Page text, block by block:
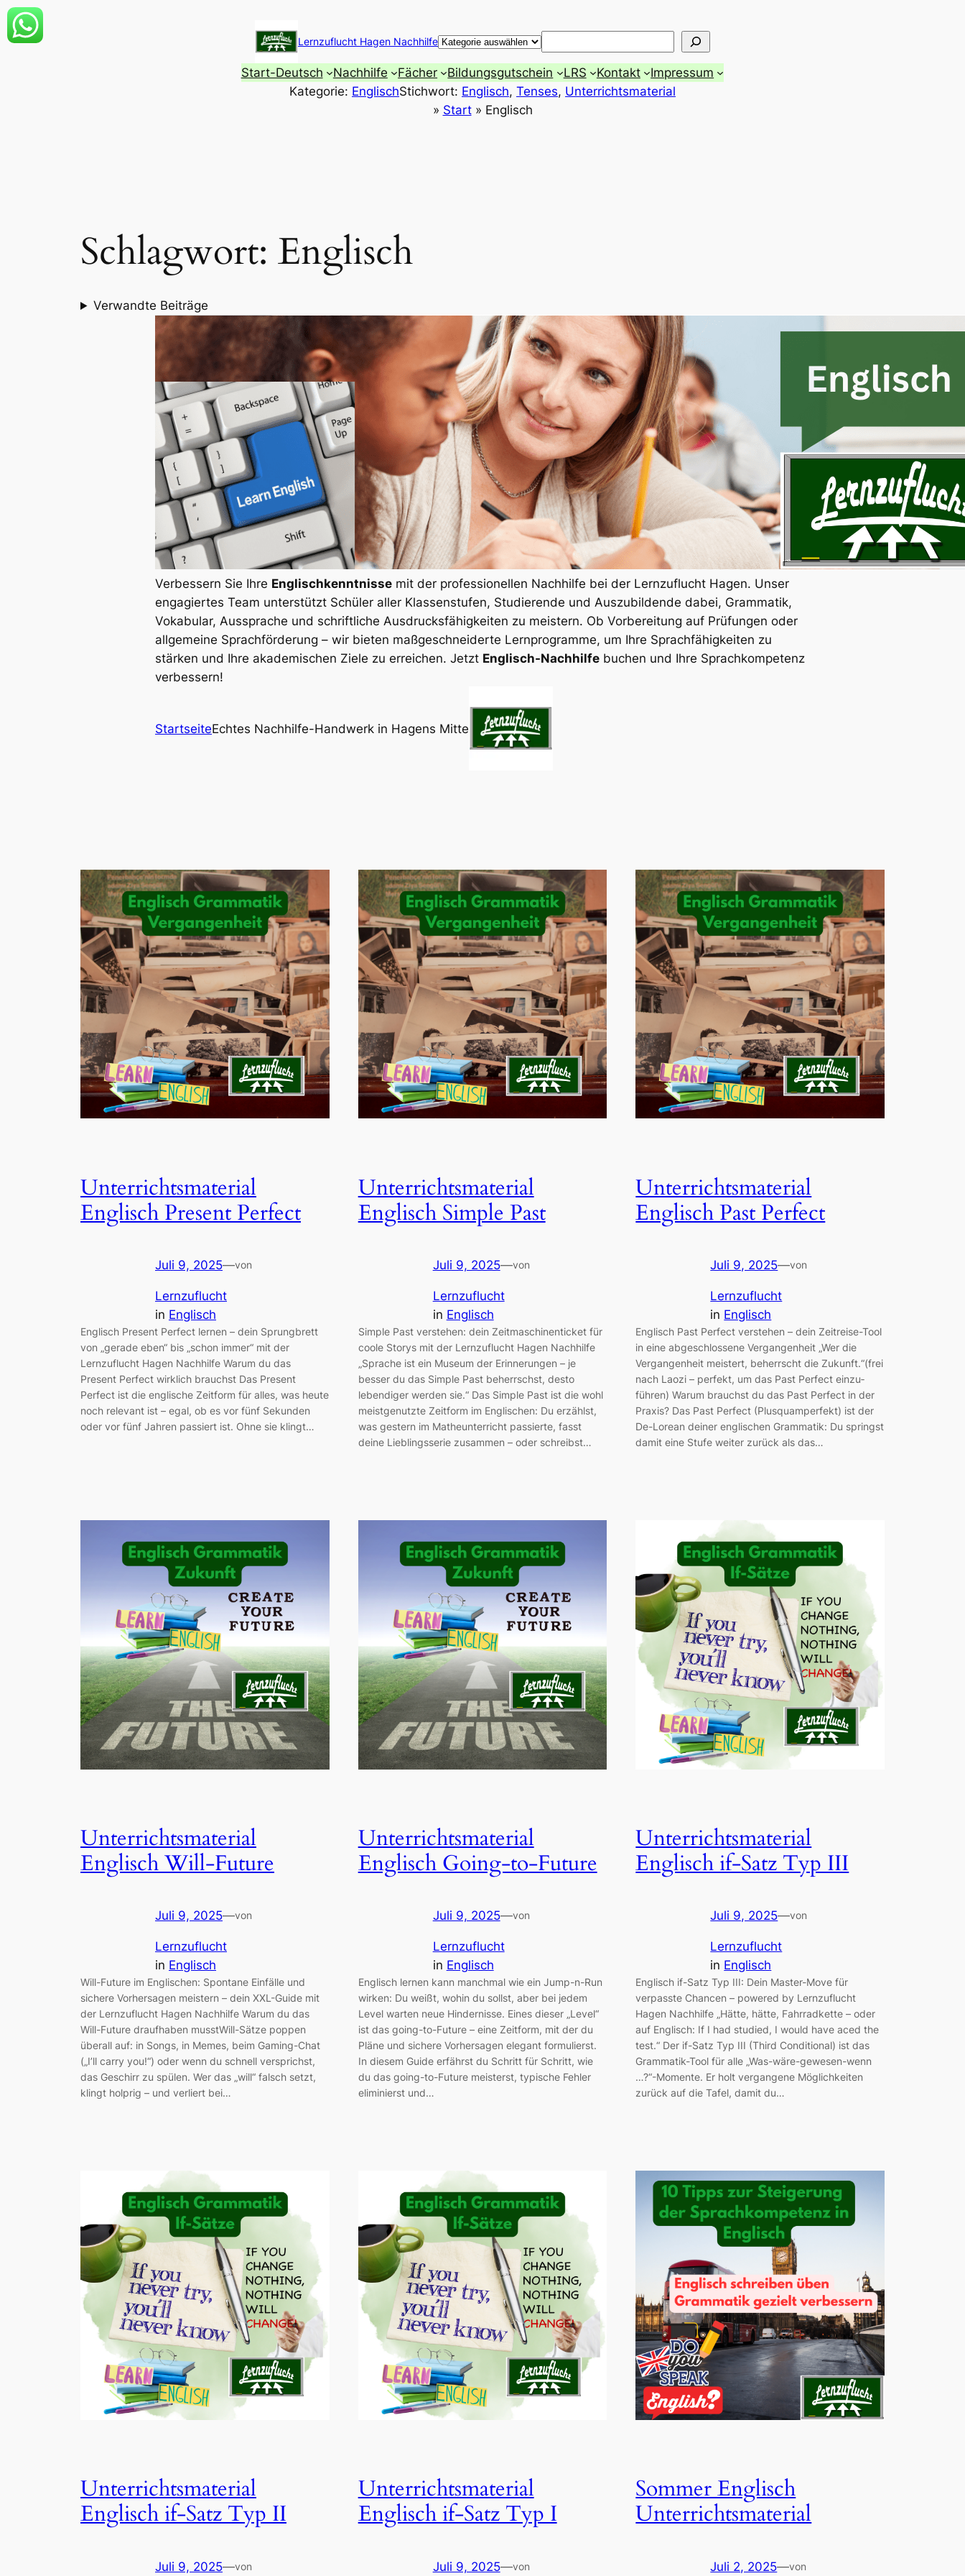
Zum
Inhalt
Lernzuflucht Hagen Nachhilfe Suchen
Start-Deutsch Nachhilfe Fächer Bildungsgutschein LRS Kontakt
Impressum
Kategorie: EnglischStichwort: Englisch, Tenses, Unterrichtsmaterial
» Start» Englisch
Schlagwort: Englisch
Verwandte Beiträge
Verbessern Sie Ihre Englischkenntnisse mit der professionellen Nachhilfe bei der Lernzuflucht Hagen. Unser
engagiertes Team unterstützt Schüler aller Klassenstufen, Studierende und Auszubildende dabei, Grammatik,
Vokabular, Aussprache und schriftliche Ausdrucksfähigkeiten zu meistern. Ob Vorbereitung auf Prüfungen oder
allgemeine Sprachförderung – wir bieten maßgeschneiderte Lernprogramme, um Ihre Sprachfähigkeiten zu
stärken und Ihre akademischen Ziele zu erreichen. Jetzt Englisch-Nachhilfe buchen und Ihre Sprachkompetenz
verbessern!
StartseiteEchtes Nachhilfe-Handwerk in Hagens Mitte
Unterrichtsmaterial
Englisch Present Perfect
Juli 9, 2025—von
Lernzuflucht
in Englisch
Englisch Present Perfect lernen – dein Sprungbrett
von „gerade eben“ bis „schon immer“ mit der
Lernzuflucht Hagen Nachhilfe Warum du das
Present Perfect wirklich brauchst Das Present
Perfect ist die englische Zeitform für alles, was heute
noch relevant ist – egal, ob es vor fünf Sekunden
oder vor fünf Jahren passiert ist. Ohne sie klingt…
Unterrichtsmaterial
Englisch Simple Past
Juli 9, 2025—von
Lernzuflucht
in Englisch
Simple Past verstehen: dein Zeitmaschinenticket für
coole Storys mit der Lernzuflucht Hagen Nachhilfe
„Sprache ist ein Museum der Erinnerungen – je
besser du das Simple Past beherrschst, desto
lebendiger werden sie.“ Das Simple Past ist die wohl
meistgenutzte Zeitform im Englischen: Du erzählst,
was gestern im Matheunterricht passierte, fasst
deine Lieblingsserie zusammen – oder schreibst…
Unterrichtsmaterial
Englisch Past Perfect
Juli 9, 2025—von
Lernzuflucht
in Englisch
Englisch Past Perfect verstehen – dein Zeitreise-Tool
in eine abgeschlossene Vergangenheit „Wer die
Vergangenheit meistert, beherrscht die Zukunft.“(frei
nach Laozi – perfekt, um das Past Perfect einzu­
führen) Warum brauchst du das Past Perfect in der
Praxis? Das Past Perfect (Plusquamperfekt) ist der
De-Lorean deiner englischen Grammatik: Du springst
damit eine Stufe weiter zurück als das…
Unterrichtsmaterial
Englisch Will-Future
Juli 9, 2025—von
Lernzuflucht
in Englisch
Will-Future im Englischen: Spontane Einfälle und
sichere Vorhersagen meistern – dein XXL-Guide mit
der Lernzuflucht Hagen Nachhilfe Warum du das
Will-Future draufhaben musstWill-Sätze poppen
überall auf: in Songs, in Memes, beim Gaming-Chat
(„I’ll carry you!“) oder wenn du schnell versprichst,
das Geschirr zu spülen. Wer das „will“ falsch setzt,
klingt holprig – und verliert bei…
Unterrichtsmaterial
Englisch Going-to-Future
Juli 9, 2025—von
Lernzuflucht
in Englisch
Englisch lernen kann manchmal wie ein Jump-n-Run
wirken: Du weißt, wohin du sollst, aber bei jedem
Level warten neue Hindernisse. Eines dieser „Level“
ist das going-to-Future – eine Zeitform, mit der du
Pläne und sichere Vorhersagen elegant formulierst.
In diesem Guide erfährst du Schritt für Schritt, wie
du das going-to-Future meisterst, typische Fehler
eliminierst und…
Unterrichtsmaterial
Englisch if-Satz Typ III
Juli 9, 2025—von
Lernzuflucht
in Englisch
Englisch if-Satz Typ III: Dein Master-Move für
verpasste Chancen – powered by Lernzuflucht
Hagen Nachhilfe „Hätte, hätte, Fahrradkette – oder
auf Englisch: If I had studied, I would have aced the
test.“ Der if-Satz Typ III (Third Conditional) ist das
Grammatik-Tool für alle „Was-wäre-gewesen-wenn
…?“-Momente. Er holt vergangene Möglichkeiten
zurück auf die Tafel, damit du…
Unterrichtsmaterial
Englisch if-Satz Typ II
Juli 9, 2025—von
Unterrichtsmaterial
Englisch if-Satz Typ I
Juli 9, 2025—von
Sommer Englisch
Unterrichtsmaterial
Juli 2, 2025—von